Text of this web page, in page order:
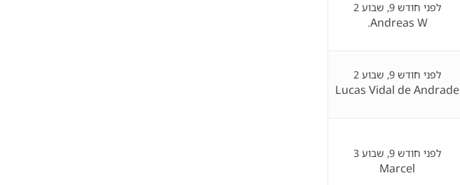
לפני חודש 9, שבוע 2
Andreas W.
לפני חודש 9, שבוע 2
Lucas Vidal de Andrade
לפני חודש 9, שבוע 3
Marcel